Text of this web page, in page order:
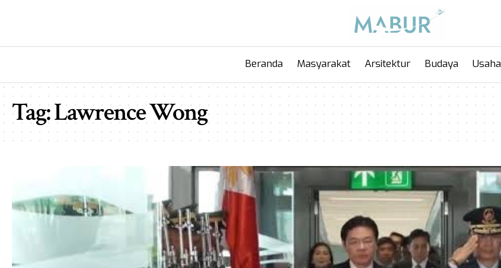
Beranda Masyarakat Arsitektur Budaya Usaha
Tag:Lawrence Wong